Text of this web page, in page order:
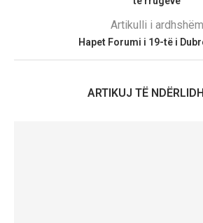
Artikulli i ardhshëm
Hapet Forumi i 19-të i
ARTIKUJ TË